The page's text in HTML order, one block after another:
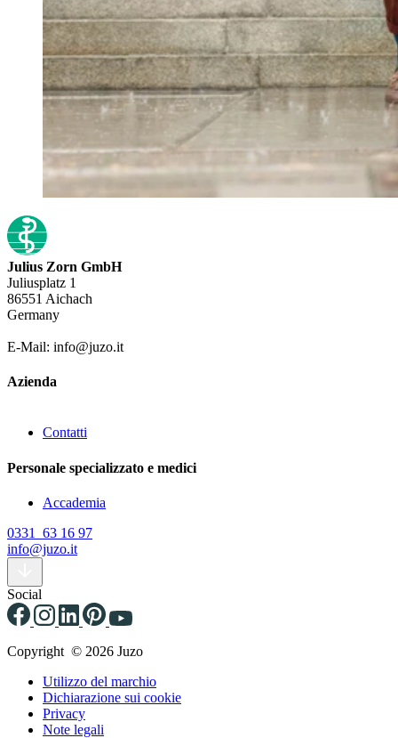
Julius Zorn GmbH
Juliusplatz 1
86551 Aichach
Germany
E-Mail: info@juzo.it
Azienda
Contatti
Personale specializzato e medici
Accademia
0331 63 16 97
info@juzo.it
Social
Copyright © 2026 Juzo
Utilizzo del marchio
Dichiarazione sui cookie
Privacy
Note legali